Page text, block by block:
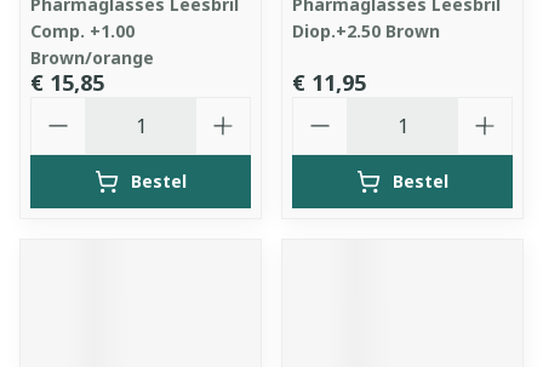
Comp. +1.00
Brown/orange
€ 15,85
Bestel
Diop.+2.50 Brown
€ 11,95
Bestel